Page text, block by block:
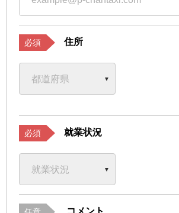
必須 住所
必須 就業状況
コメント